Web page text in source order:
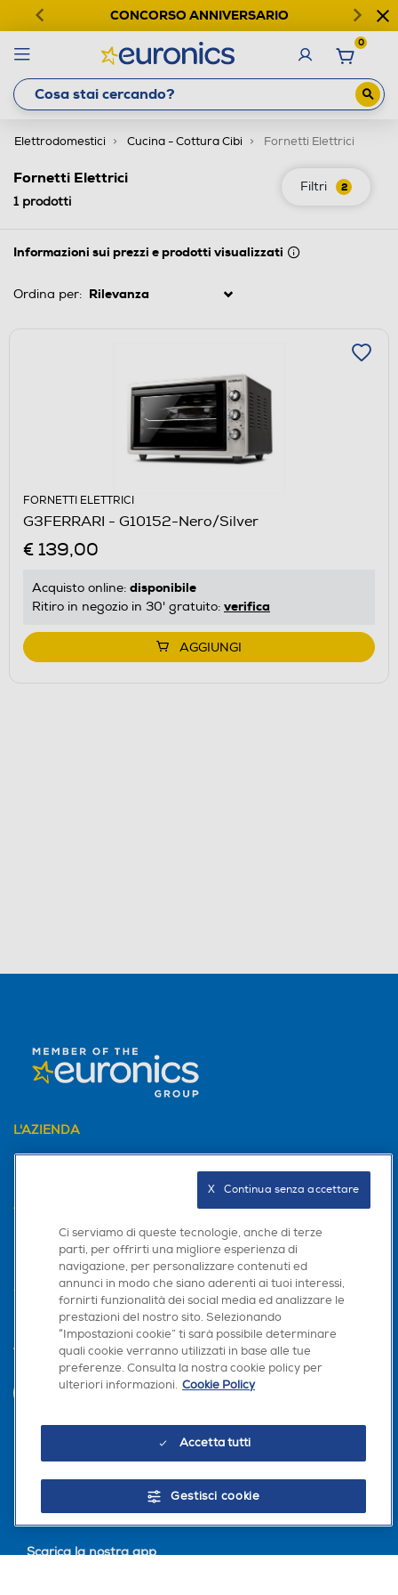
CONCORSO ANNIVERSARIO
0
Elettrodomestici Cucina - Cottura Cibi Fornetti Elettrici
Filtri 2
Fornetti Elettrici
1prodotti
Informazioni sui prezzi e prodotti visualizzati
Ordina per:
FORNETTI ELETTRICI
G3FERRARI - G10152-Nero/Silver
€ 139,00
Acquisto online: disponibile
Ritiro in negozio in 30' gratuito: verifica
AGGIUNGI
L'AZIENDA
AREA CLIENTI
Trova negozio
Seguici sui social
Scarica la nostra app
Ci serviamo di queste tecnologie, anche di terze
parti, per offrirti una migliore esperienza di
navigazione, per personalizzare contenuti ed
annunci in modo che siano aderenti ai tuoi interessi,
fornirti funzionalità dei social media ed analizzare le
prestazioni del nostro sito. Selezionando
“Impostazioni cookie” ti sarà possibile determinare
quali cookie verranno utilizzati in base alle tue
preferenze. Consulta la nostra cookie policy per
ulteriori informazioni. Cookie Policy
Accetta tutti
Gestisci cookie
X   Continua senza accettare